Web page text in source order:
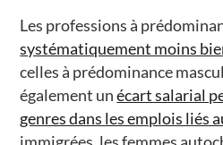
Les professions à
systématiquement moins
celles à prédominance
également unécart salarial
genres dans les emplois liés